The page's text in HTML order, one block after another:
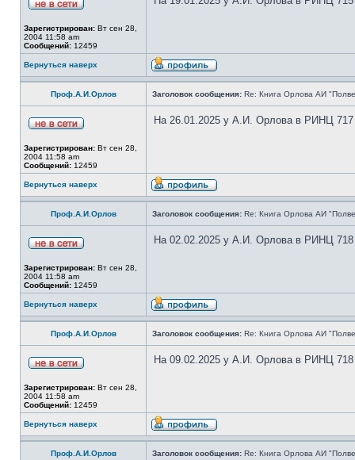
Зарегистрирован: Вт сен 28,
2004 11:58 am
Сообщений: 12459
Вернуться наверх
Проф.А.И.Орлов Заголовок сообщения: Re: Книга Орлова АИ
Зарегистрирован: Вт сен 28,
2004 11:58 am
Сообщений: 12459
На 26.01.2025 у А.И. Орлова в РИНЦ 717
Вернуться наверх
Проф.А.И.Орлов Заголовок сообщения: Re: Книга Орлова АИ
Зарегистрирован: Вт сен 28,
2004 11:58 am
Сообщений: 12459
На 02.02.2025 у А.И. Орлова в РИНЦ 718
Вернуться наверх
Проф.А.И.Орлов Заголовок сообщения: Re: Книга Орлова АИ
Зарегистрирован: Вт сен 28,
2004 11:58 am
Сообщений: 12459
На 09.02.2025 у А.И. Орлова в РИНЦ 718
Вернуться наверх
Проф.А.И.Орлов Заголовок сообщения: Re: Книга Орлова АИ